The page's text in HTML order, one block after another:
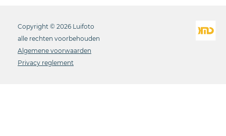
Copyright © 2026 Luifoto
alle rechten voorbehouden
Algemene voorwaarden
Privacy reglement